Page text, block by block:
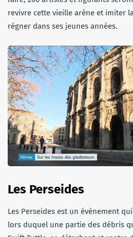
revivre cette vieille arène et imiter
régner dans ses jeunes années.
Les Perseides
Les Perseides est un évènement
lors duquel une partie des débris